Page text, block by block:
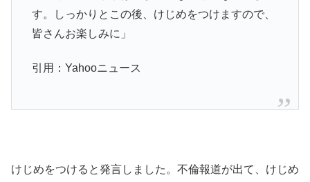
す。しっかりとこの後、けじめをつけますので、
皆さんお楽しみに」
引用：Yahooニュース
けじめをつけると発言しました。不倫報道が出て、けじめ